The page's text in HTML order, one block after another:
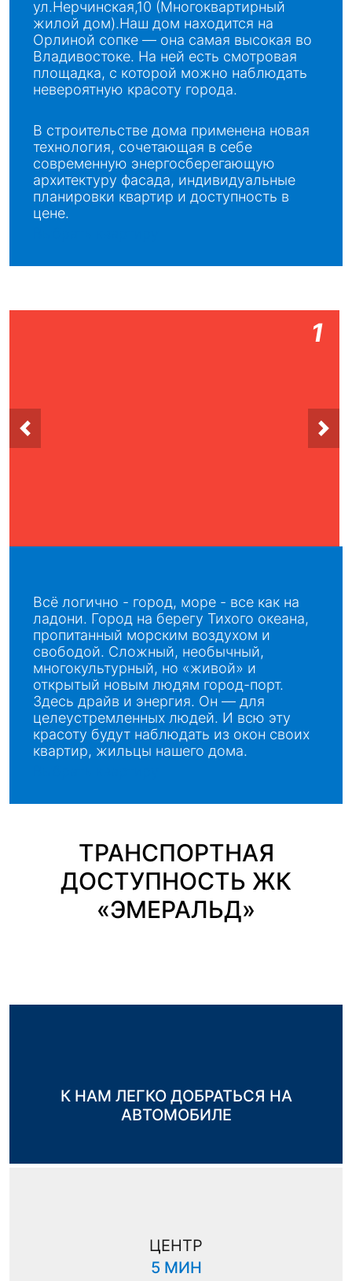
ул.Нерчинская,10 (Многоквартирный
жилой дом).Наш дом находится на
Орлиной сопке — она самая высокая во
Владивостоке. На ней есть смотровая
площадка, с которой можно наблюдать
невероятную красоту города.
В строительстве дома применена новая
технология, сочетающая в себе
современную энергосберегающую
архитектуру фасада, индивидуальные
планировки квартир и доступность в
цене.
Всё логично - город, море - все как на
ладони. Город на берегу Тихого океана,
пропитанный морским воздухом и
свободой. Сложный, необычный,
многокультурный, но «живой» и
открытый новым людям город-порт.
Здесь драйв и энергия. Он ― для
целеустремленных людей. И всю эту
красоту будут наблюдать из окон своих
квартир, жильцы нашего дома.
ТРАНСПОРТНАЯ
ДОСТУПНОСТЬ ЖК
«ЭМЕРАЛЬД»
К НАМ ЛЕГКО ДОБРАТЬСЯ НА
АВТОМОБИЛЕ
ЦЕНТР
5 МИН